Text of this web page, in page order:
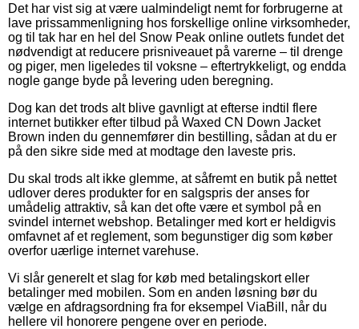
Det har vist sig at være ualmindeligt nemt for forbrugerne at
lave prissammenligning hos forskellige online virksomheder,
og til tak har en hel del Snow Peak online outlets fundet det
nødvendigt at reducere prisniveauet på varerne – til drenge
og piger, men ligeledes til voksne – eftertrykkeligt, og endda
nogle gange byde på levering uden beregning.
Dog kan det trods alt blive gavnligt at efterse indtil flere
internet butikker efter tilbud på Waxed CN Down Jacket
Brown inden du gennemfører din bestilling, sådan at du er
på den sikre side med at modtage den laveste pris.
Du skal trods alt ikke glemme, at såfremt en butik på nettet
udlover deres produkter for en salgspris der anses for
umådelig attraktiv, så kan det ofte være et symbol på en
svindel internet webshop. Betalinger med kort er heldigvis
omfavnet af et reglement, som begunstiger dig som køber
overfor uærlige internet varehuse.
Vi slår generelt et slag for køb med betalingskort eller
betalinger med mobilen. Som en anden løsning bør du
vælge en afdragsordning fra for eksempel ViaBill, når du
hellere vil honorere pengene over en periode.